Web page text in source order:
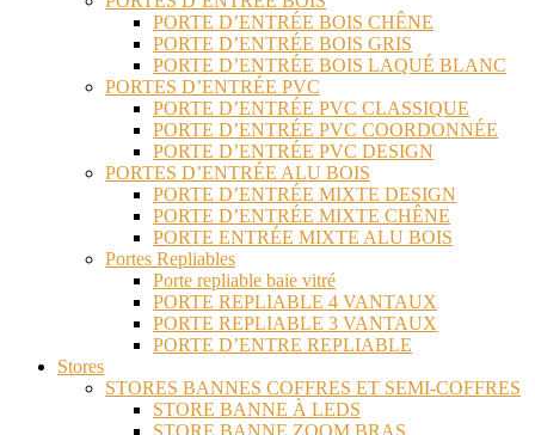
PORTE D’ENTRÉE BOIS CHÊNE
PORTE D’ENTRÉE BOIS GRIS
PORTE D’ENTRÉE BOIS LAQUÉ BLANC
PORTES D’ENTRÉE PVC
PORTE D’ENTRÉE PVC CLASSIQUE
PORTE D’ENTRÉE PVC COORDONNÉE
PORTE D’ENTRÉE PVC DESIGN
PORTES D’ENTRÉE ALU BOIS
PORTE D’ENTRÉE MIXTE DESIGN
PORTE D’ENTRÉE MIXTE CHÊNE
PORTE ENTRÉE MIXTE ALU BOIS
Portes Repliables
Porte repliable baie vitré
PORTE REPLIABLE 4 VANTAUX
PORTE REPLIABLE 3 VANTAUX
PORTE D’ENTRE REPLIABLE
Stores
STORES BANNES COFFRES ET SEMI-COFFRES
STORE BANNE À LEDS